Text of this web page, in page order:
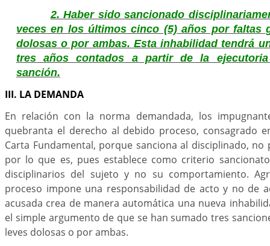
2. Haber sido sancionado
veces en los últimos cinco (5) años por faltas
dolosas o por ambas. Esta inhabilidad tendrá
tres años contados a partir de la
sanción.
III. LA DEMANDA
En relación con la norma demandada, los
quebranta el derecho al debido proceso, consagrado
Carta Fundamental, porque sanciona al disciplinado,
por lo que es, pues establece como criterio
disciplinarios del sujeto y no su comportamiento.
proceso impone una responsabilidad de acto y no de
acusada crea de manera automática una nueva
el simple argumento de que se han sumado tres
leves dolosas o por ambas.